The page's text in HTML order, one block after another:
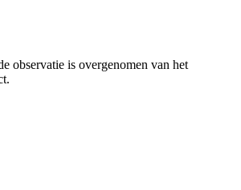
observatie is overgenomen van het